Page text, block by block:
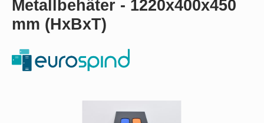
Metallbehäter - 1220x400x450
mm (HxBxT)